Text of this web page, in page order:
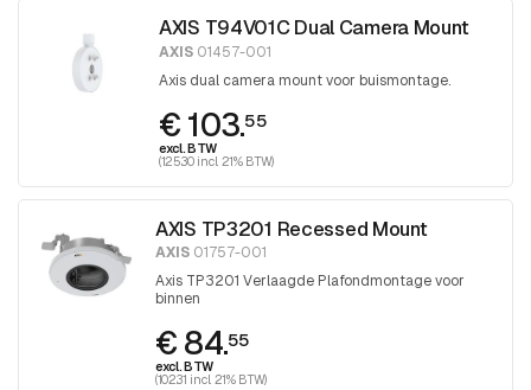
AXIS T94V01C Dual Camera Mount
AXIS01457-001
Axis dual camera mount voor buismontage.
€ 103.55
excl. BTW
(125.30 incl. 21% BTW)
AXIS TP3201 Recessed Mount
AXIS 01757-001
Axis TP3201 Verlaagde Plafondmontage voor
binnen
€ 84.55
excl. BTW
(102.31 incl. 21% BTW)